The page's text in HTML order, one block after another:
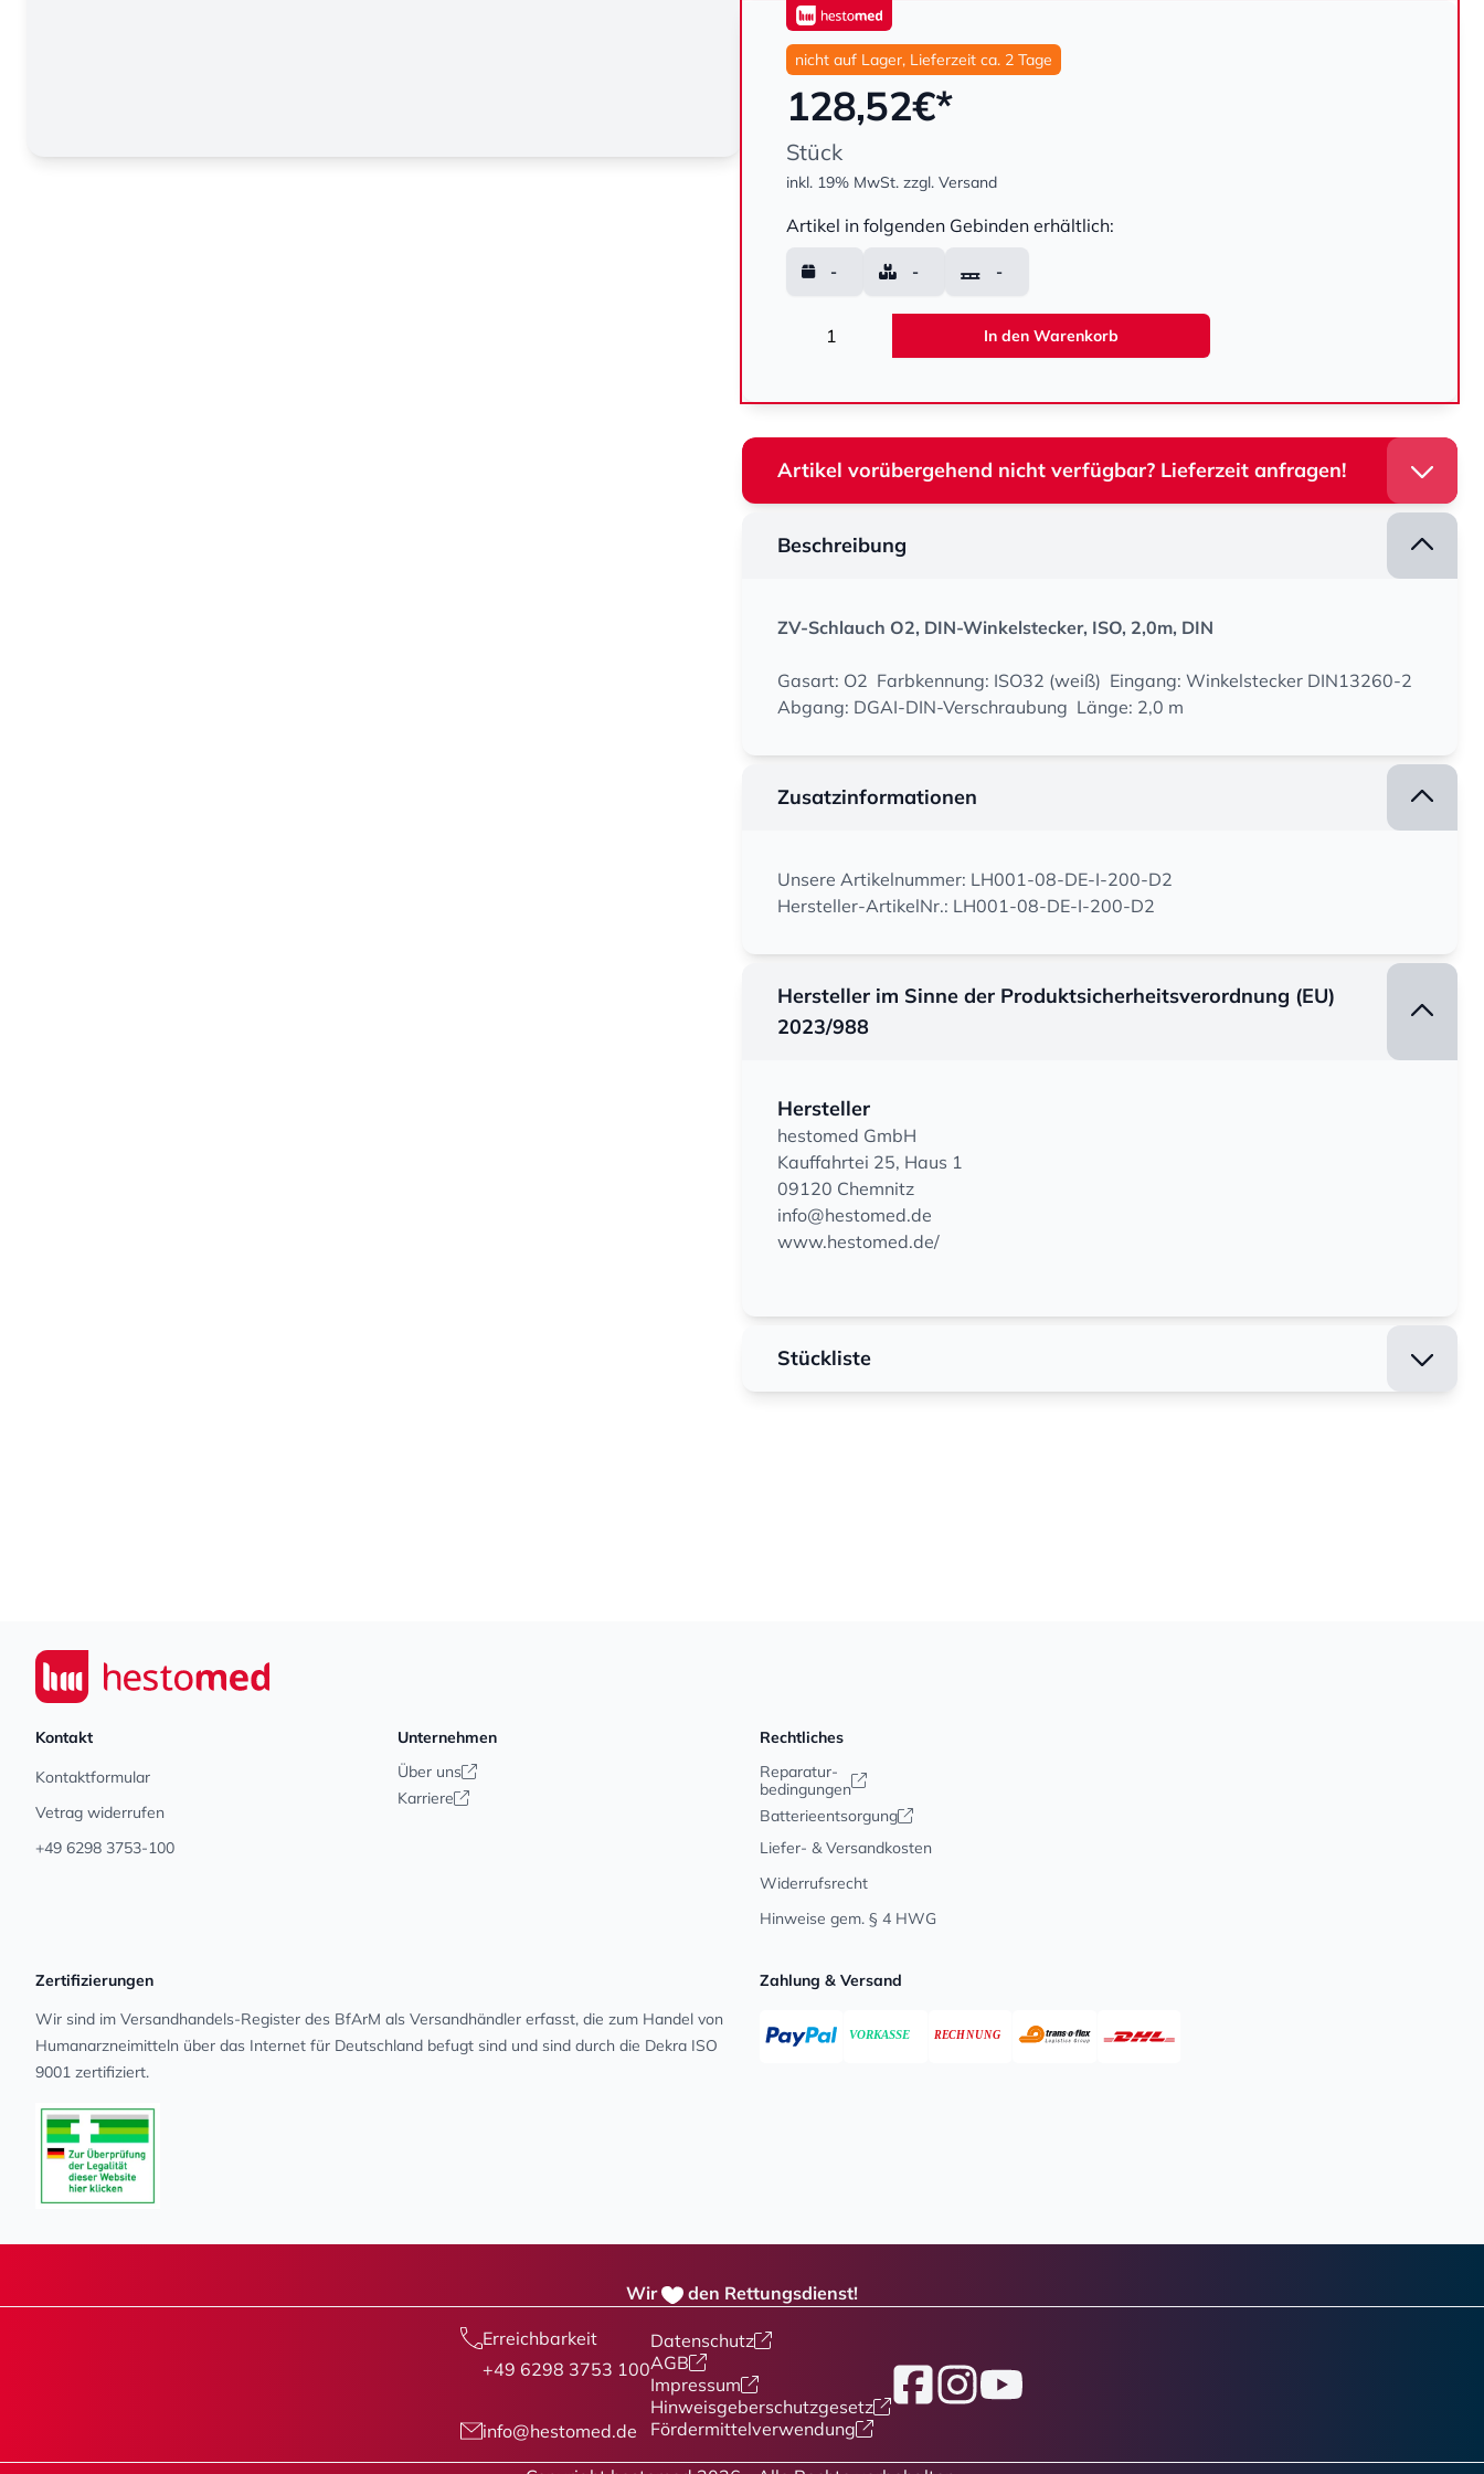
nicht auf Lager, Lieferzeit ca. 2 Tage
128,52€*
Stück
inkl. 19% MwSt. zzgl. Versand
Artikel in folgenden Gebinden erhältlich:
- - -
In den Warenkorb
Artikel vorübergehend nicht verfügbar? Lieferzeit anfragen!
Beschreibung
ZV-Schlauch O2, DIN-Winkelstecker, ISO, 2,0m, DIN
Gasart: O2 Farbkennung: ISO32 (weiß) Eingang: Winkelstecker DIN13260-2
Abgang: DGAI-DIN-Verschraubung Länge: 2,0 m
Zusatzinformationen
Unsere Artikelnummer: LH001-08-DE-I-200-D2
Hersteller-ArtikelNr.: LH001-08-DE-I-200-D2
Hersteller im Sinne der Produktsicherheitsverordnung (EU)
2023/988
Hersteller
hestomed GmbH
Kauffahrtei 25, Haus 1
09120 Chemnitz
info@hestomed.de
www.hestomed.de/
Stückliste
Seiwert GmbH
Kontakt
Kontaktformular
Vetrag widerrufen
+49 6298 3753-100
Unternehmen
Über uns
Karriere
Rechtliches
Reparatur-
bedingungen
Batterieentsorgung
Liefer- & Versandkosten
Widerrufsrecht
Hinweise gem. § 4 HWG
Zertifizierungen
Wir sind im Versandhandels-Register des BfArM als Versandhändler erfasst, die zum Handel von
Human­arz­nei­mit­teln über das Internet für Deutschland befugt sind und sind durch die Dekra ISO
9001 zertifiziert.
Zahlung & Versand
Wir den Rettungsdienst!
Erreichbarkeit
+49 6298 3753 100
info@hestomed.de
Datenschutz
AGB
Impressum
Hinweisgeberschutzgesetz
Fördermittelverwendung
FacebookInstagram
YouTube